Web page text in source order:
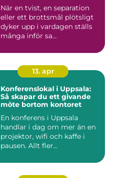
När en tvist, en separation
eller ett brottsmål plötsligt
dyker upp i vardagen ställs
många inför sa...
13. apr
Konferenslokal i Uppsala:
Så skapar du ett givande
möte bortom kontoret
En konferens i Uppsala
handlar i dag om mer än en
projektor, wifi och kaffe i
pausen. Allt fler...